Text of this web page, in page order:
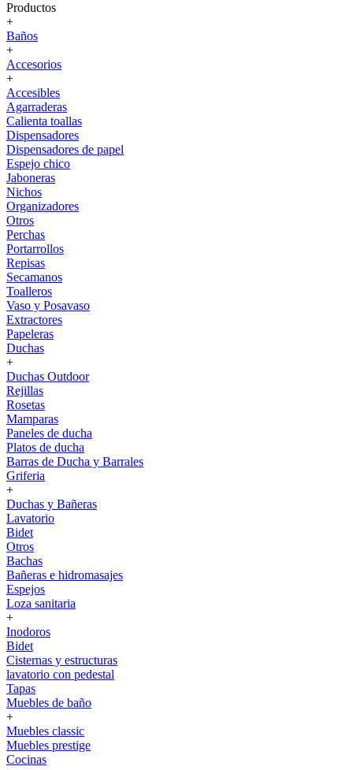
Productos
+
Baños
+
Accesorios
+
Accesibles
Agarraderas
Calienta toallas
Dispensadores
Dispensadores de papel
Espejo chico
Jaboneras
Nichos
Organizadores
Otros
Perchas
Portarrollos
Repisas
Secamanos
Toalleros
Vaso y Posavaso
Extractores
Papeleras
Duchas
+
Duchas Outdoor
Rejillas
Rosetas
Mamparas
Paneles de ducha
Platos de ducha
Barras de Ducha y Barrales
Griferia
+
Duchas y Bañeras
Lavatorio
Bidet
Otros
Bachas
Bañeras e hidromasajes
Espejos
Loza sanitaria
+
Inodoros
Bidet
Cisternas y estructuras
lavatorio con pedestal
Tapas
Muebles de baño
+
Muebles classic
Muebles prestige
Cocinas